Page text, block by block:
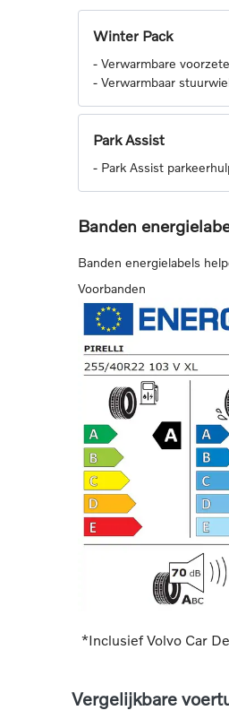
Winter Pack
- Verwarmbare
- Verwarmbaar
Park Assist
- Park Assist
Banden
Banden energielabels
Voorbanden
*Inclusief Volvo Car
Vergelijkbare